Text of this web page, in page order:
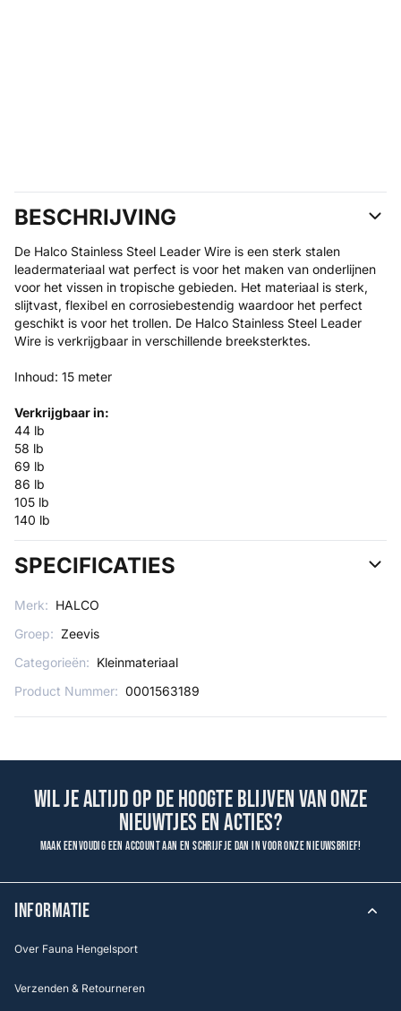
BESCHRIJVING
De Halco Stainless Steel Leader Wire is een sterk stalen
leadermateriaal wat perfect is voor het maken van onderlijnen
voor het vissen in tropische gebieden. Het materiaal is sterk,
slijtvast, flexibel en corrosiebestendig waardoor het perfect
geschikt is voor het trollen. De Halco Stainless Steel Leader
Wire is verkrijgbaar in verschillende breeksterktes.
Inhoud: 15 meter
Verkrijgbaar in:
44 lb
58 lb
69 lb
86 lb
105 lb
140 lb
SPECIFICATIES
Merk: HALCO
Groep: Zeevis
Categorieën: Kleinmateriaal
Product Nummer: 0001563189
Wil je altijd op de hoogte blijven van onze
nieuwtjes en acties?
Maak eenvoudig een account aan en schrijf je dan in voor onze nieuwsbrief!
INFORMATIE
Over Fauna Hengelsport
Verzenden & Retourneren